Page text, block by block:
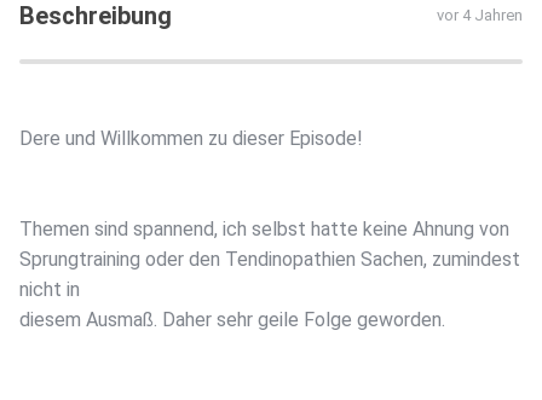
Beschreibung vor 4 Jahren
Dere und Willkommen zu dieser Episode!
Themen sind spannend, ich selbst hatte keine Ahnung von
Sprungtraining oder den Tendinopathien Sachen, zumindest
nicht in
diesem Ausmaß. Daher sehr geile Folge geworden.